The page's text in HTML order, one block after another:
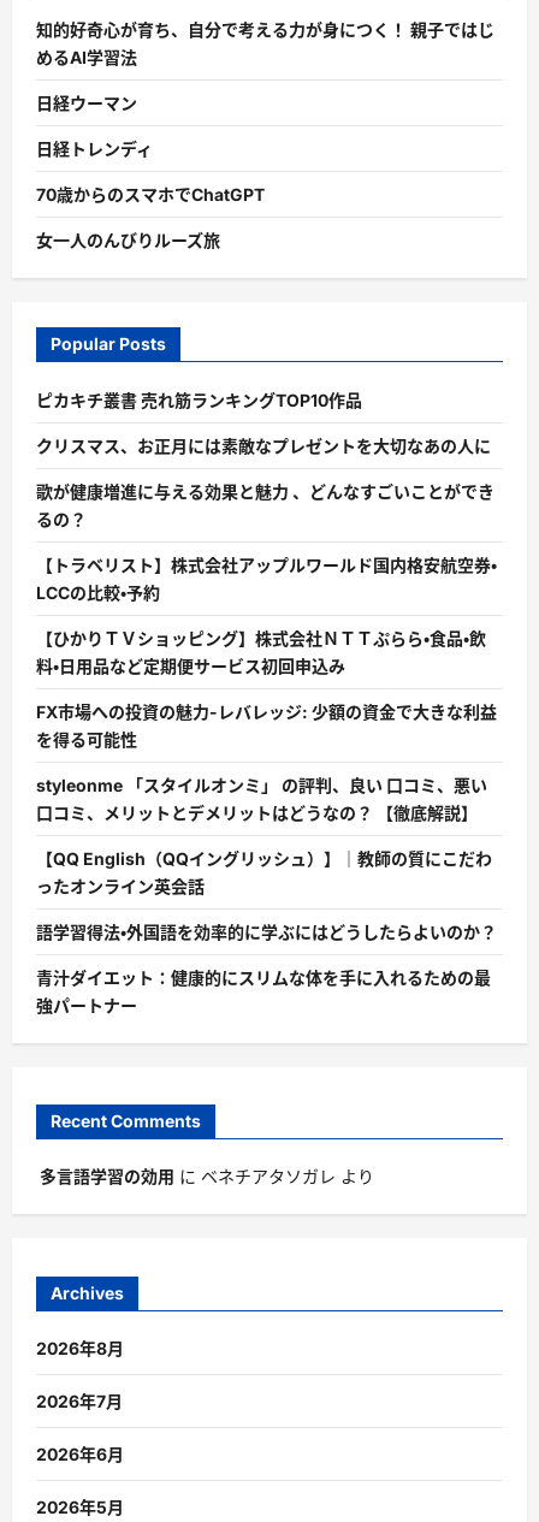
知的好奇心が育ち、自分で考える力が身につく！ 親子ではじ
めるAI学習法
日経ウーマン
日経トレンディ
70歳からのスマホでChatGPT
女一人のんびりルーズ旅
Popular Posts
ピカキチ叢書 売れ筋ランキングTOP10作品
クリスマス、お正月には素敵なプレゼントを大切なあの人に
歌が健康増進に与える効果と魅力 、どんなすごいことができ
るの？
【トラベリスト】株式会社アップルワールド国内格安航空券・
LCCの比較・予約
【ひかりＴＶショッピング】株式会社ＮＴＴぷらら・食品・飲
料・日用品など定期便サービス初回申込み
FX市場への投資の魅力-レバレッジ: 少額の資金で大きな利益
を得る可能性
styleonme 「スタイルオンミ」 の評判、良い 口コミ、悪い
口コミ、メリットとデメリットはどうなの？ 【徹底解説】
【QQ English（QQイングリッシュ）】｜教師の質にこだわ
ったオンライン英会話
語学習得法・外国語を効率的に学ぶにはどうしたらよいのか？
青汁ダイエット：健康的にスリムな体を手に入れるための最
強パートナー
Recent Comments
多言語学習の効用 に ベネチアタソガレ より
Archives
2026年8月
2026年7月
2026年6月
2026年5月